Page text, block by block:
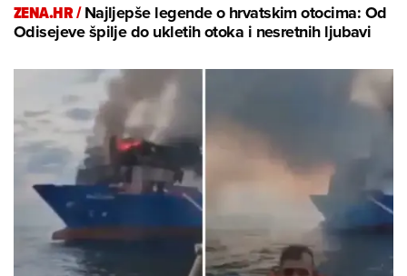
ZENA.HR /Najljepše legende o hrvatskim otocima: Od
Odisejeve špilje do ukletih otoka i nesretnih ljubavi